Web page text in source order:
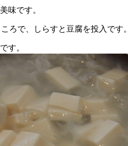
味です。
ろで、しらすと豆腐を投入です。
す。